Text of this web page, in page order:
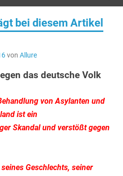
bei diesem Artikel
von Allure
das deutsche Volk
von Asylanten und
ist ein
Skandal und verstößt gegen
Geschlechts, seiner